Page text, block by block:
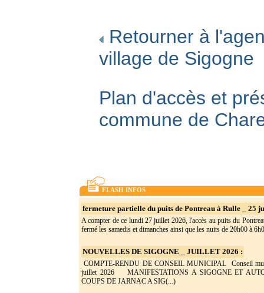
Retourner à
village de Sigogne
Plan d'accès et
commune de
FLASH INFOS
fermeture partielle du puits de Pontreau à Rulle _ 25
A compter de ce lundi 27 juillet 2026, l'accès au puits du
fermé les samedis et dimanches ainsi que les nuits de 20h00 à
NOUVELLES DE SIGOGNE _ JUILLET 2026 :
COMPTE-RENDU DE CONSEIL MUNICIPAL Conseil
juillet 2026 MANIFESTATIONS A SIGOGNE ET
COUPS DE JARNAC A SIG(...)